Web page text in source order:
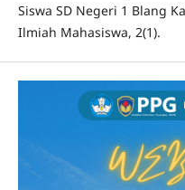
Siswa SD Negeri 1 Blang
Ilmiah Mahasiswa, 2(1).